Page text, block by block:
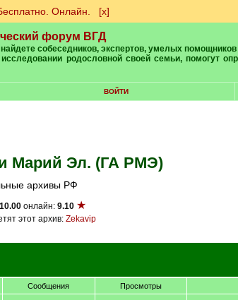
Онлайн. [х]
форум ВГД
родословной своей семьи, помогут
ВОЙТИ
Марий Эл. (ГА РМЭ)
архивы РФ
10.00онлайн: 9.10 ★
этот архив: Zekavip
Сообщения Просмотры